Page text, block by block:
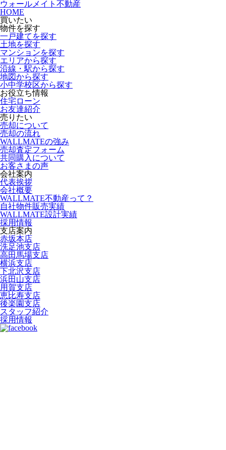
ウォールメイト不動産
HOME
買いたい
物件を探す
一戸建てを探す
土地を探す
マンションを探す
エリアから探す
沿線・駅から探す
地図から探す
小中学校区から探す
お役立ち情報
住宅ローン
お友達紹介
売りたい
売却について
売却の流れ
WALLMATEの強み
売却査定フォーム
共同購入について
お客さまの声
会社案内
代表挨拶
会社概要
WALLMATE不動産って？
自社物件販売実績
WALLMATE設計実績
採用情報
支店案内
赤坂本店
洗足池支店
高田馬場支店
横浜支店
下北沢支店
浜田山支店
用賀支店
恵比寿支店
後楽園支店
スタッフ紹介
採用情報